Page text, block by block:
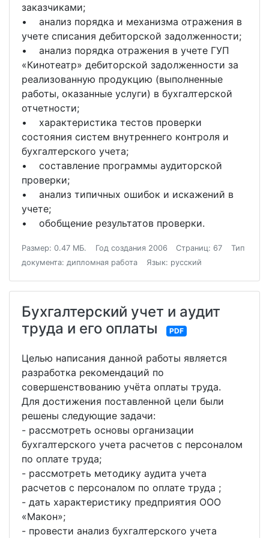
заказчиками;
• анализ порядка и механизма отражения в
учете списания дебиторской задолженности;
• анализ порядка отражения в учете ГУП
«Кинотеатр» дебиторской задолженности за
реализованную продукцию (выполненные
работы, оказанные услуги) в бухгалтерской
отчетности;
• характеристика тестов проверки
состояния систем внутреннего контроля и
бухгалтерского учета;
• составление программы аудиторской
проверки;
• анализ типичных ошибок и искажений в
учете;
• обобщение результатов проверки.
Размер: 0.47 МБ. Год создания 2006 Страниц: 67
Тип
документа: дипломная работа
Язык: русский
Бухгалтерский учет и аудит
труда и его оплаты
PDF
Целью написания данной работы является
разработка рекомендаций по
совершенствованию учёта оплаты труда.
Для достижения поставленной цели были
решены следующие задачи:
- рассмотреть основы организации
бухгалтерского учета расчетов с персоналом
по оплате труда;
- рассмотреть методику аудита учета
расчетов с персоналом по оплате труда ;
- дать характеристику предприятия ООО
«Макон»;
- провести анализ бухгалтерского учета